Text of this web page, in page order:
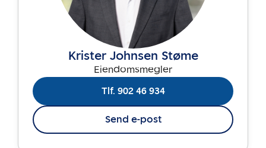
Krister Johnsen Støme
Eiendomsmegler
Tlf. 902 46 934
Send e-post